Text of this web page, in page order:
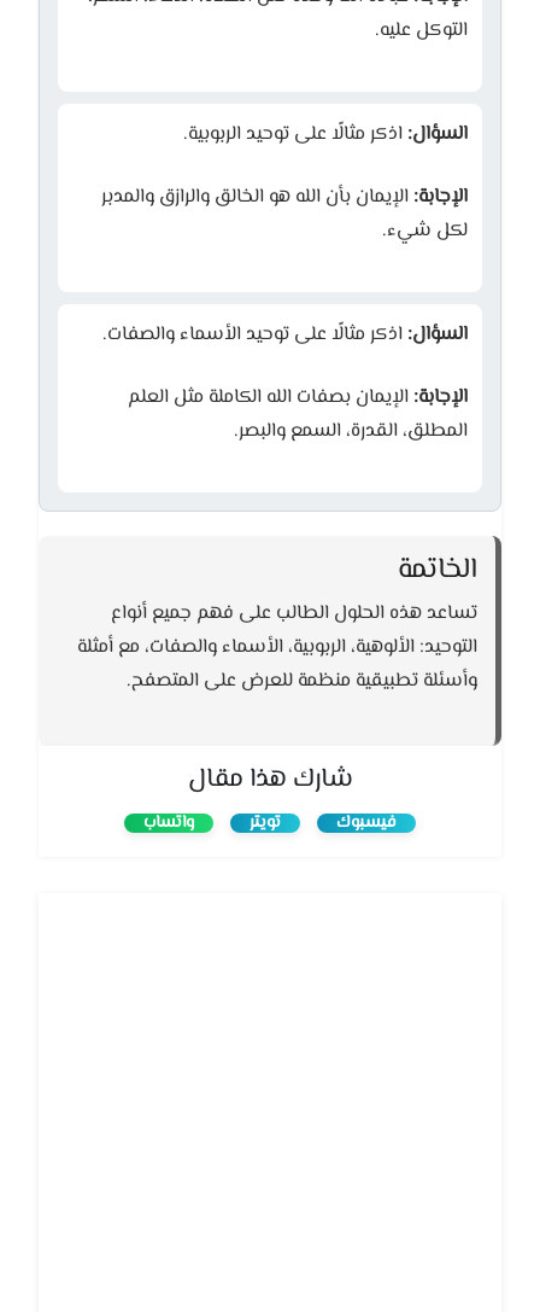
التوكل عليه.
السؤال: اذكر مثالًا على توحيد الربوبية.
الإجابة: الإيمان بأن الله هو الخالق والرازق والمدبر
لكل شيء.
السؤال: اذكر مثالًا على توحيد الأسماء والصفات.
الإجابة: الإيمان بصفات الله الكاملة مثل العلم
المطلق، القدرة، السمع والبصر.
الخاتمة
تساعد هذه الحلول الطالب على فهم جميع أنواع
التوحيد: الألوهية، الربوبية، الأسماء والصفات، مع أمثلة
وأسئلة تطبيقية منظمة للعرض على المتصفح.
شارك هذا مقال
فيسبوك تويتر واتساب